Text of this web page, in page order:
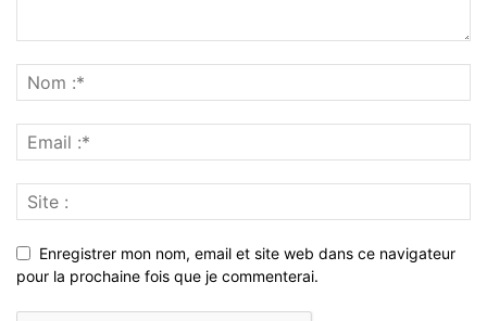
Enregistrer mon nom, email et site web dans ce navigateur
pour la prochaine fois que je commenterai.